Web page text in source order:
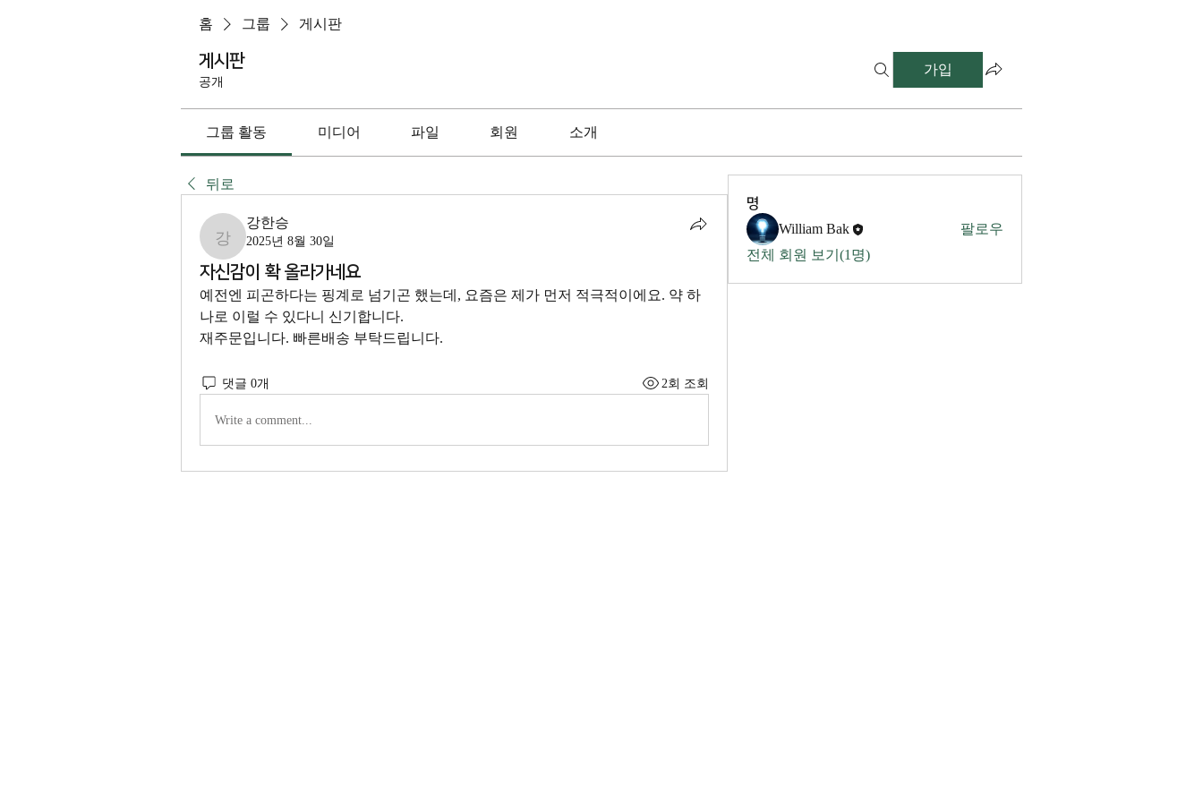
홈 그룹 게시판
게시판
공개
가입
그룹 활동 미디어 파일 회원 소개
뒤로
강한승
강한승
2025년 8월 30일
자신감이 확 올라가네요
예전엔 피곤하다는 핑계로 넘기곤 했는데, 요즘은 제가 먼저 적극적이에요. 약 하
나로 이럴 수 있다니 신기합니다.
재주문입니다. 빠른배송 부탁드립니다.
댓글 0개 2회 조회
Write a comment...
명
William Bak
팔로우
전체 회원 보기(1명)